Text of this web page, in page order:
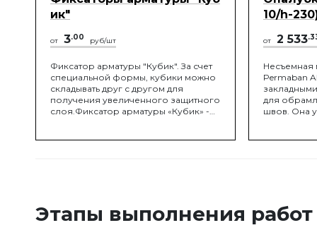
ик"
от 3.00 руб/шт
Фиксатор арматуры "Кубик". За счет
специальной формы, кубики можно
складывать друг с другом для
получения увеличенного защитного
слоя.Фиксатор арматуры «Кубик» -
слоя достигается
переворачиванием корпуса
10/h-
от 2 533
Несъемная
Permaban
для
швов. Она
соседними
Этапы выполнения